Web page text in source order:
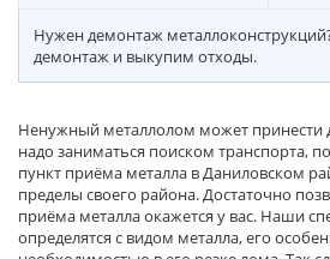
Нужен демонтаж
демонтаж и выкупим отходы.
Ненужный металлолом может принести
надо заниматься поиском транспорта,
пункт приёма металла в Даниловском
пределы своего района. Достаточно
приёма металла окажется у вас. Наши
определятся с видом металла, его